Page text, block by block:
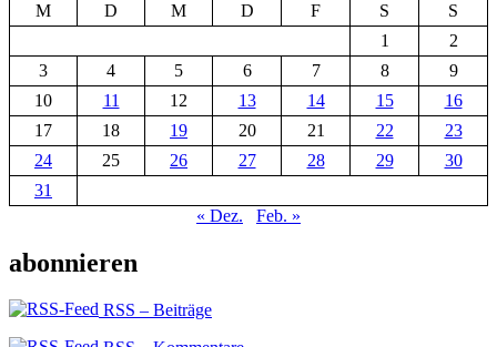
M
D M D F S
S
1
2
3
4 5 6 7 8
9
10
11 12 13 14 15
16
17
18 19 20 21 22
23
24
25 26 27 28 29
30
31
« Dez.
Feb. »
abonnieren
RSS – Beiträge